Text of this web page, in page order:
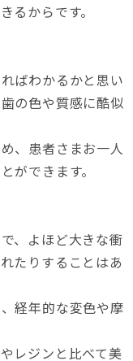
るからです。
ばわかるかと思い
の色や質感に酷似
、患者さまお一人
ができます。
、よほど大きな衝
たりすることはあ
経年的な変色や摩
レジンと比べて美